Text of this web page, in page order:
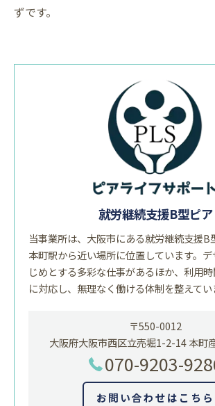
ずです。
就労継続支援B型ピア
当事業所は、大阪市にある就労継続支援B
本町駅から近い場所に位置しています。
じめとする多彩な仕事があるほか、利用
に対応し、無理なく働ける体制を整えてい
〒550-0012
大阪府大阪市西区立売堀1-2-14 本町
070-9203-
お問い合わせはこちら